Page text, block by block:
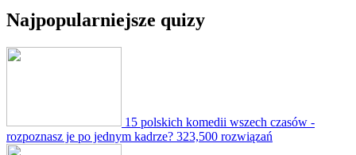
Najpopularniejsze quizy
15 polskich komedii wszech czasów -
rozpoznasz je po jednym kadrze? 323,500 rozwiązań